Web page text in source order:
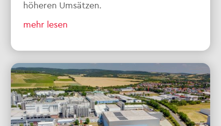
höheren Umsätzen.
mehr lesen